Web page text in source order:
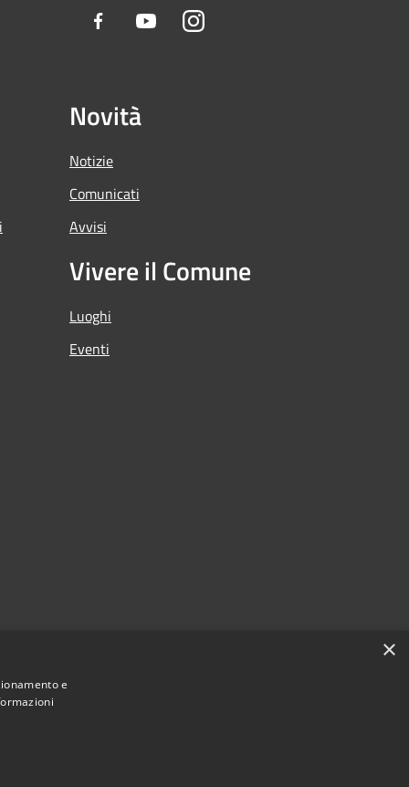
Facebook YoutubeInstagram
Novità
Notizie
Comunicati
Avvisi
Vivere il Comune
Luoghi
Eventi
×
e